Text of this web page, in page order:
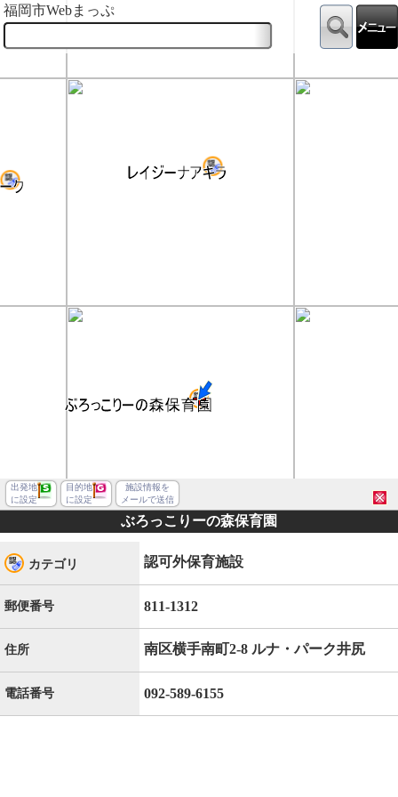
福岡市Webまっぷ
出発地
に設定
目的地
に設定
施設情報を
メールで送信
ぶろっこりーの森保育園
カテゴリ 認可外保育施設
郵便番号 811-1312
住所 南区横手南町2-8 ルナ・パーク井尻
電話番号 092-589-6155